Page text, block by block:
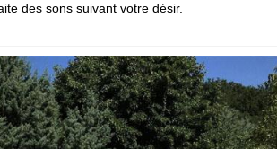
des sons suivant votre désir.